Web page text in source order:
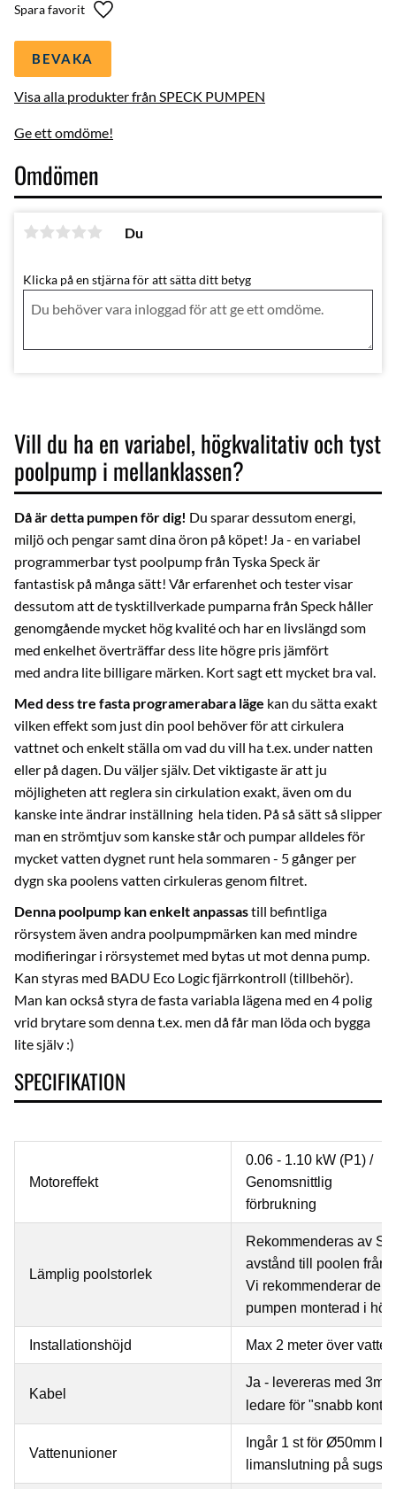
Lägg till i favoriter
BEVAKA
Visa alla produkter från SPECK PUMPEN
Ge ett omdöme!
Vill du ha en variabel, högkvalitativ och tyst
poolpump i mellanklassen?
Då är detta pumpen för dig! Du sparar dessutom energi,
miljö och pengar samt dina öron på köpet! Ja - en variabel
programmerbar tyst poolpump från Tyska Speck är
fantastisk på många sätt! Vår erfarenhet och tester visar
dessutom att de tysktillverkade pumparna från Speck håller
genomgående mycket hög kvalité och har en livslängd som
med enkelhet överträffar dess lite högre pris jämfört
med andra lite billigare märken. Kort sagt ett mycket bra val.
Med dess tre fasta programerabara läge kan du sätta exakt
vilken effekt som just din pool behöver för att cirkulera
vattnet och enkelt ställa om vad du vill ha t.ex. under natten
eller på dagen. Du väljer själv. Det viktigaste är att ju
möjligheten att reglera sin cirkulation exakt, även om du
kanske inte ändrar inställning hela tiden. På så sätt så slipper
man en strömtjuv som kanske står och pumpar alldeles för
mycket vatten dygnet runt hela sommaren - 5 gånger per
dygn ska poolens vatten cirkuleras genom filtret.
Denna poolpump kan enkelt anpassastill befintliga
rörsystem även andra poolpumpmärken kan med mindre
modifieringar i rörsystemet med bytas ut mot denna pump.
Kan styras med BADU Eco Logicfjärrkontroll (tillbehör).
Man kan också styra de fasta variabla lägena med en 4 polig
vrid brytare somdenna t.ex. men då får man löda och bygga
lite själv :)
SPECIFIKATION
Motoreffekt
0.06 - 1.10 kW (P1) /
Genomsnittlig
förbrukning
Lämplig poolstorlek
Rekommenderas av
avstånd till poolen från
Vi rekommenderar
pumpen monterad i
Installationshöjd Max 2 meter över
Kabel
Ja - levereras med 3m
ledare för "snabb
Vattenunioner
Ingår 1 st för Ø50mm
limanslutning på
Omdömen
Du
Klicka på en stjärna för att sätta ditt betyg